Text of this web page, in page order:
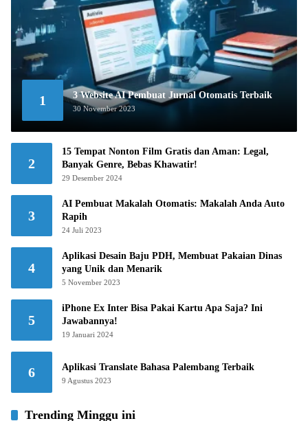
1 3 Website AI Pembuat Jurnal Otomatis Terbaik
30 November 2023
2
15 Tempat Nonton Film Gratis dan Aman: Legal,
Banyak Genre, Bebas Khawatir!
29 Desember 2024
3
AI Pembuat Makalah Otomatis: Makalah Anda Auto
Rapih
24 Juli 2023
4
Aplikasi Desain Baju PDH, Membuat Pakaian Dinas
yang Unik dan Menarik
5 November 2023
5
iPhone Ex Inter Bisa Pakai Kartu Apa Saja? Ini
Jawabannya!
19 Januari 2024
6 Aplikasi Translate Bahasa Palembang Terbaik
9 Agustus 2023
Trending Minggu ini